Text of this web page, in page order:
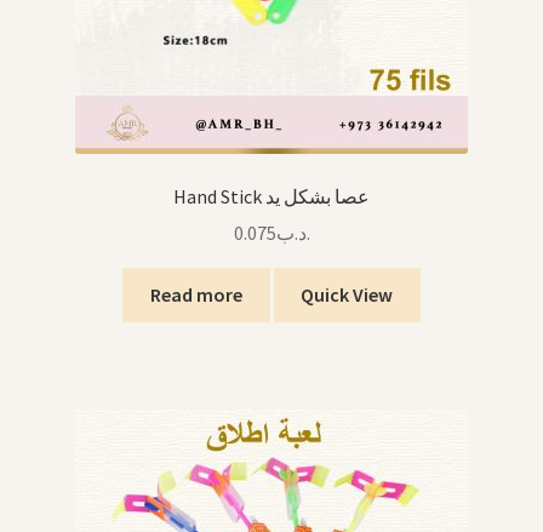
Hand Stick عصا بشكل يد
.د.ب0.075
Read more Quick View